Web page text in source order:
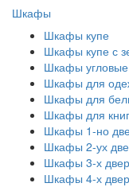
Шкафы
Шкафы купе
Шкафы купе с
Шкафы угловые
Шкафы для
Шкафы для
Шкафы для книг
Шкафы 1-но
Шкафы 2-ух
Шкафы 3-х
Шкафы 4-х